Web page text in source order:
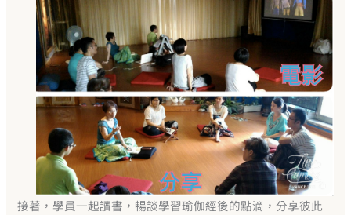
接著，學員一起讀書，暢談學習瑜伽經後的點滴，分享彼此